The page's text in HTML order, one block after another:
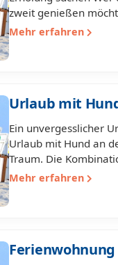
zweit genießen
Mehr erfahren
Urlaub mit
Ein unvergesslicher
Urlaub mit Hund an
Traum. Die
Mehr erfahren